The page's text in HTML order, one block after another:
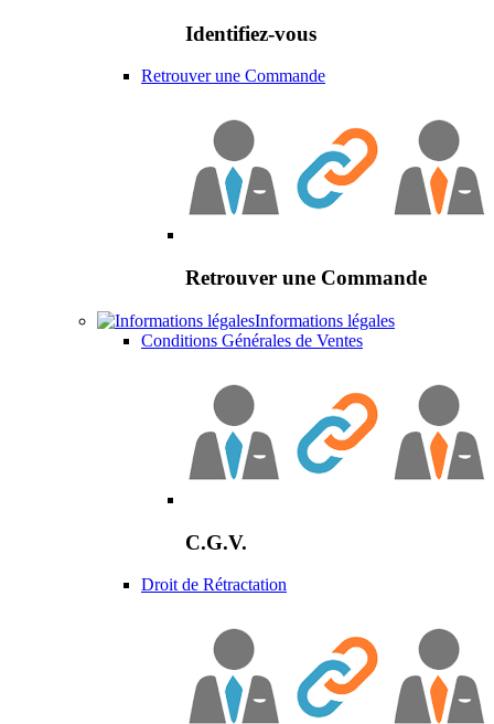
Identifiez-vous
Retrouver une Commande
Retrouver une Commande
Informations légales
Conditions Générales de Ventes
C.G.V.
Droit de Rétractation